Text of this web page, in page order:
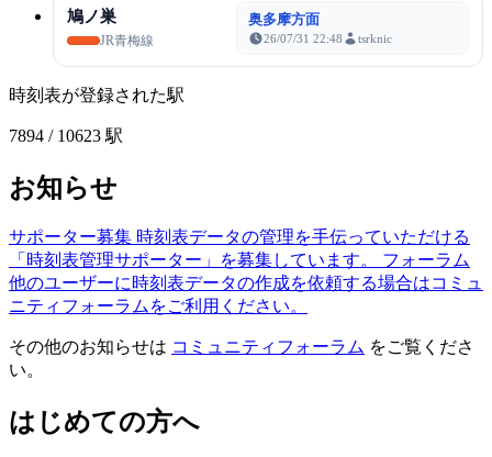
鳩ノ巣
JR青梅線
奥多摩方面
26/07/31 22:48 tsrknic
時刻表が登録された駅
7894 / 10623 駅
お知らせ
サポーター募集 時刻表データの管理を手伝っていただける
「時刻表管理サポーター」を募集しています。
フォーラム
他のユーザーに時刻表データの作成を依頼する場合はコミュ
ニティフォーラムをご利用ください。
その他のお知らせは コミュニティフォーラム をご覧くださ
い。
はじめての方へ